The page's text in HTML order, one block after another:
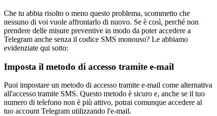
Che tu abbia risolto o meno questo problema, scommetto che
nessuno di voi vuole affrontarlo di nuovo. Se è così, perché non
prendere delle misure preventive in modo da poter accedere a
Telegram anche senza il codice SMS monouso? Le abbiamo
evidenziate qui sotto:
Imposta il metodo di accesso tramite e-mail
Puoi impostare un metodo di accesso tramite e-mail come alternativa
all'accesso tramite SMS. Questo metodo è sicuro e, anche se il tuo
numero di telefono non è più attivo, potrai comunque accedere al
tuo account Telegram utilizzando l'e-mail.